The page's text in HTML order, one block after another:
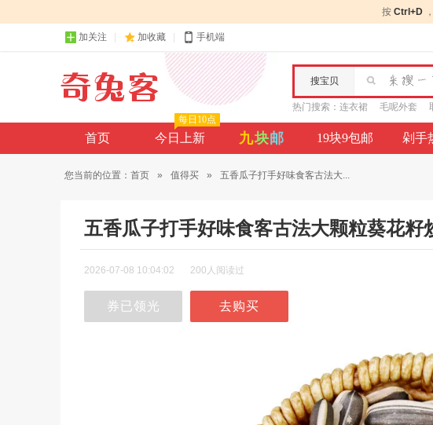
按 Ctrl+D
加关注 加收藏 手机端
搜宝贝
热门搜索： 连衣裙 毛呢外套
首页 今日上新
每日10点
九块邮 19块9包邮 剁手
您当前的位置： 首页 » 值得买 » 五香瓜子打手好味食客古法大...
五香瓜子打手好味食客古法大颗粒葵花籽
2026-07-08 10:04:02 200人阅读过
券已领光 去购买